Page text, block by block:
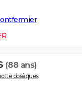
(88 ans)
obsèques